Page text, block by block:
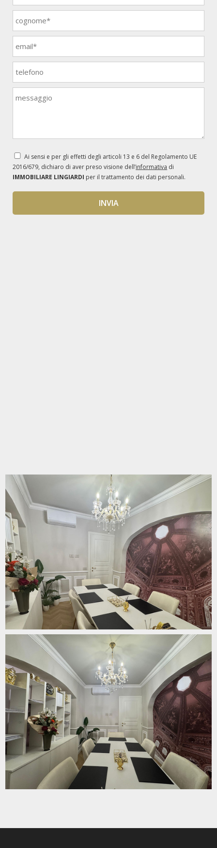
Ai sensi e per gli effetti degli articoli 13 e 6 del Regolamento UE
2016/679, dichiaro di aver preso visione dell’informativa di
IMMOBILIARE LINGIARDI per il trattamento dei dati personali.